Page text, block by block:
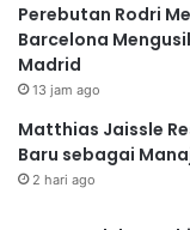
Perebutan Rodri
Barcelona
Madrid
13 jam ago
Matthias Jaissle
Baru sebagai
2 hari ago